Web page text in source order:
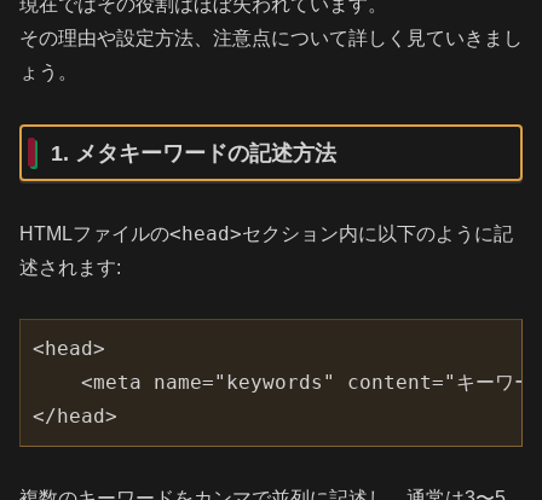
現在ではその役割はほぼ失われています。
その理由や設定方法、注意点について詳しく見ていきまし
ょう。
1. メタキーワードの記述方法
HTMLファイルの<head>セクション内に以下のように記
述されます:
<head>
<meta name="keywords" content="キーワー
</head>